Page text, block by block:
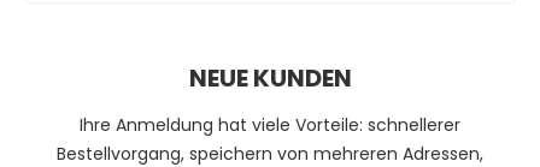
NEUE KUNDEN
Ihre Anmeldung hat viele Vorteile: schnellerer
Bestellvorgang, speichern von mehreren Adressen,